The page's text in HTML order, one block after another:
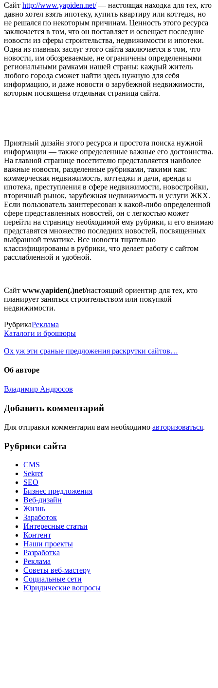
Сайт http://www.yapiden.net/— настоящая находка для тех, кто
давно хотел взять ипотеку, купить квартиру или коттедж, но
не решался по некоторым причинам. Ценность этого ресурса
заключается в том, что он поставляет и освещает последние
новости из сферы строительства, недвижимости и ипотеки.
Одна из главных заслуг этого сайта заключается в том, что
новости, им обозреваемые, не ограничены определенными
региональными рамками нашей страны; каждый житель
любого города сможет найти здесь нужную для себя
информацию, и даже новости о зарубежной недвижимости,
которым посвящена отдельная страница сайта.
Приятный дизайн этого ресурса и простота поиска нужной
информации — также определенные важные его достоинства.
На главной странице посетителю представляется наиболее
важные новости, разделенные рубриками, такими как:
коммерческая недвижимость, коттеджи и дачи, аренда и
ипотека, преступления в сфере недвижимости, новостройки,
вторичный рынок, зарубежная недвижимость и услуги ЖКХ.
Если пользователь заинтересован к какой-либо определенной
сфере представленных новостей, он с легкостью может
перейти на страницу необходимой ему рубрики, и его внимаю
представятся множество последних новостей, посвященных
выбранной тематике. Все новости тщательно
классифицированы в рубрики, что делает работу с сайтом
расслабленной и удобной.
Сайт www.yapiden(.)net/настоящий ориентир для тех, кто
планирует заняться строительством или покупкой
недвижимости.
РубрикаРеклама
Каталоги и брошюры
Ох уж эти сраные предложения раскрутки сайтов…
Об авторе
Владимир Андросов
Добавить комментарий
Для отправки комментария вам необходимо авторизоваться.
Рубрики сайта
CMS
Sekret
SEO
Бизнес предложения
Веб-дизайн
Жизнь
Заработок
Интересные статьи
Контент
Наши проекты
Разработка
Реклама
Советы веб-мастеру
Социальные сети
Юридические вопросы